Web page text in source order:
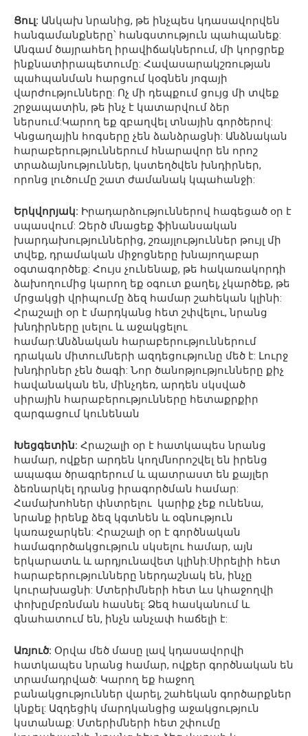
Ցուլ: Անկախ նրանից, թե ինչպես կդասավորվեն
հանգամանքները՝ հանգստություն պահպանեք:
Անգամ ծայրահեղ իրավիճակներում, մի կորցրեք
ինքնատիրապետումը: Հավասարակշռության
պահպանման հարցում կօգնեն յոգայի
վարժությունները: Ոչ մի դեպքում ցույց մի տվեք
շրջապատին, թե ինչ է կատարվում ձեր
ներսում:Կարող եք զբաղվել տնային գործերով:
Կնցաղային հոգսերը չեն ձանձրացնի: Անձնական
հարաբերություններում հնարավոր են որոշ
տրաձայնություններ, կստեղծվեն խնդիրներ,
որոնց լուծումը շատ ժամանակ կպահանջի:
Երկվորյակ: Իրադարձություններով հագեցած օր է
սպասվում: Զերծ մնացեք ֆինանսական
խարդախություններից, շռայլություններ թույլ մի
տվեք, դրամական միջոցները խնայողաբար
օգտագործեք: Հույս չունենաք, թե հակառակորդի
ձախողումից կարող եք օգուտ քաղել, չկարծեք, թե
մրցակցի վրիպումը ձեզ համար շահեկան կլինի:
Հրաշալի օր է մարդկանց հետ շփվելու, նրանց
խնդիրները լսելու և աջակցելու
համար:Անձնական հարաբերություններում
դրական միտումների ազդեցությունը մեծ է: Լուրջ
խնդիրներ չեն ծագի: Նոր ծանոթյությունները քիչ
հավանական են, մինչդեռ, արդեն սկսված
սիրային հարաբերությունները հետաքրքիր
զարգացում կունենան
Խեցգետին: Հրաշալի օր է հատկապես նրանց
համար, ովքեր արդեն կողմնորոշվել են իրենց
ապագա ծրագրերում և պատրաստ են քայլեր
ձեռնարկել դրանց իրագործման համար:
Համախոհներ փնտրելու կարիք չեք ունենա,
նրանք իրենք ձեզ կգտնեն և օգնություն
կառաջարկեն: Հրաշալի օր է գործնական
համագործակցություն սկսելու համար, այն
երկարատև և արդյունավետ կլինի:Սիրելիի հետ
հարաբերությունները ներդաշնակ են, ինչը
կուրախացնի: Մտերիմների հետ ևս կհաջողվի
փոխըմբռնման հասնել: Ձեզ հասկանում և
գնահատում են, ինչն անչափ հաճելի է:
Առյուծ: Օրվա մեծ մասը լավ կդասավորվի
հատկապես նրանց համար, ովքեր գործնական են
տրամադրված: Կարող եք հաջող
բանակցություններ վարել, շահեկան գործարքներ
կնքել: Ազդեցիկ մարդկանցից աջակցություն
կստանաք: Մտերիմների հետ շփումը